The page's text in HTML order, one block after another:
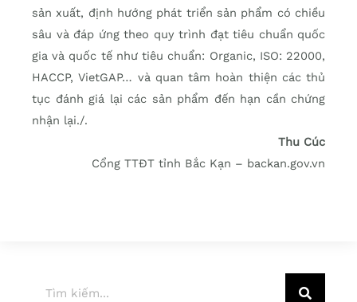
sản xuất, định hướng phát triển sản phẩm có chiều
sâu và đáp ứng theo quy trình đạt tiêu chuẩn quốc
gia và quốc tế như tiêu chuẩn: Organic, ISO: 22000,
HACCP, VietGAP… và quan tâm hoàn thiện các thủ
tục đánh giá lại các sản phẩm đến hạn cần chứng
nhận lại./.
Thu Cúc
Cổng TTĐT tỉnh Bắc Kạn – backan.gov.vn